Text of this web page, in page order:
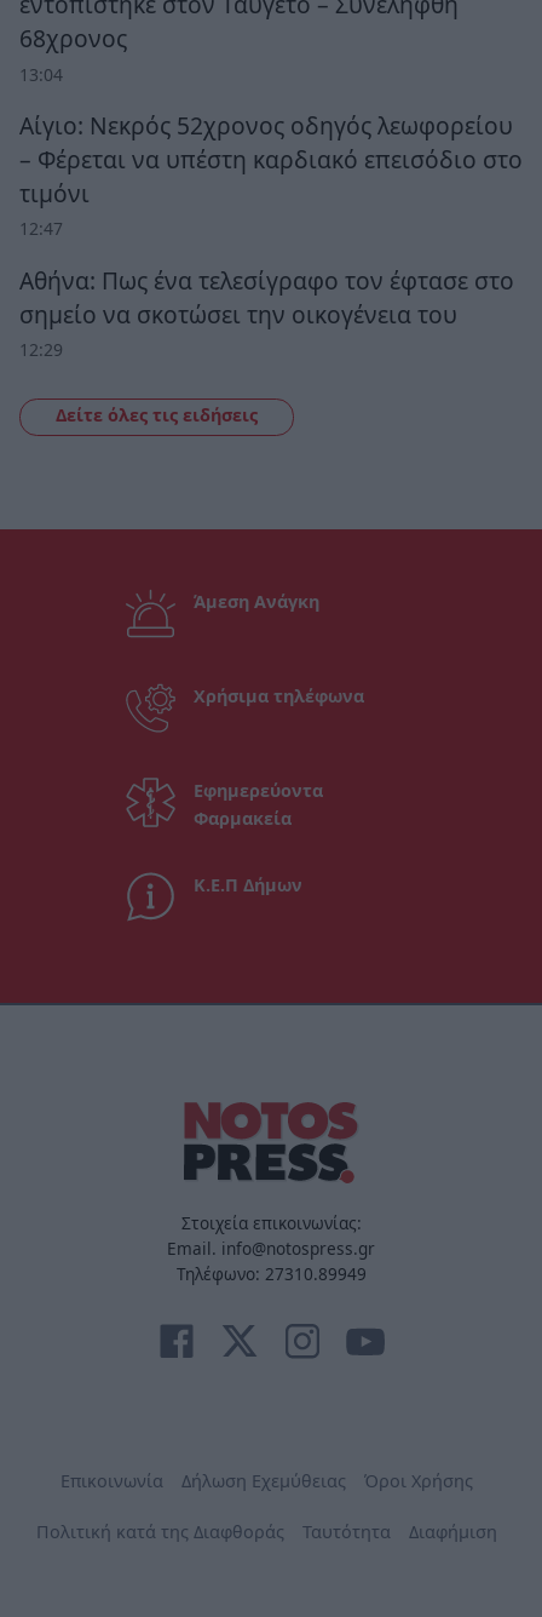
68χρονος
13:04
Αίγιο: Νεκρός 52χρονος οδηγός λεωφορείου
– Φέρεται να υπέστη καρδιακό επεισόδιο στο
τιμόνι
12:47
Αθήνα: Πως ένα τελεσίγραφο τον έφτασε στο
σημείο να σκοτώσει την οικογένεια του
12:29
Δείτε όλες τις ειδήσεις
Άμεση Ανάγκη
Χρήσιμα τηλέφωνα
Εφημερεύοντα
Φαρμακεία
Κ.Ε.Π Δήμων
Στοιχεία επικοινωνίας:
Email. info@notospress.gr
Τηλέφωνο: 27310.89949
Επικοινωνία Δήλωση Εχεμύθειας Όροι Χρήσης
Πολιτική κατά της Διαφθοράς Ταυτότητα Διαφήμιση